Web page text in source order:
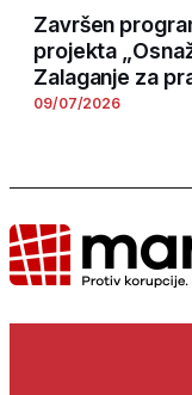
Završen
projekta
Zalaganje za
09/07/2026